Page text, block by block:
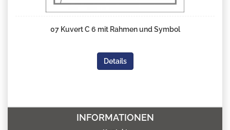
07 Kuvert C 6 mit Rahmen und Symbol
Details
INFORMATIONEN